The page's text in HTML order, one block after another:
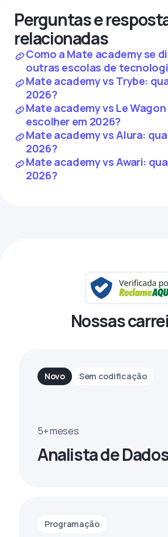
Perguntas e
relacionadas
Como a Mate academy se
outras escolas de
Mate academy vs Trybe:
2026?
Mate academy vs Le
escolher em 2026?
Mate academy vs Alura:
2026?
Mate academy vs Awari:
2026?
Nossas
Novo Sem codificação
5+ meses
Analista de
Programação